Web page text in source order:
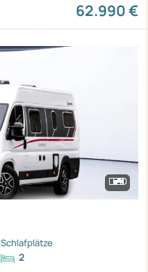
62.990 €
Schlafplätze
2